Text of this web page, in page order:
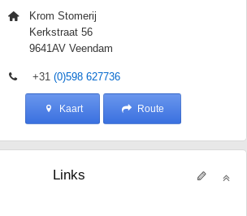
Krom Stomerij
Kerkstraat 56
9641AV Veendam
+31(0)598 627736
Kaart Route
Links